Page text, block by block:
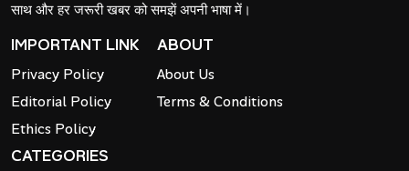
साथ और हर जरूरी खबर को समझें अपनी भाषा में।
IMPORTANT LINK
Privacy Policy
Editorial Policy
Ethics Policy
ABOUT
About Us
Terms & Conditions
CATEGORIES